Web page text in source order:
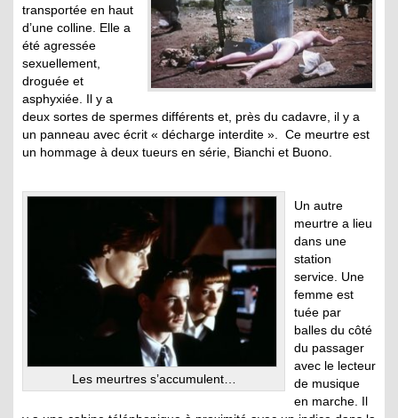
transportée en haut
d’une colline. Elle a
été agressée
sexuellement,
droguée et
asphyxiée. Il y a
deux sortes de spermes différents et, près du cadavre, il y a
un panneau avec écrit « décharge interdite ». Ce meurtre est
un hommage à deux tueurs en série, Bianchi et Buono.
Les meurtres s’accumulent…
Un autre
meurtre a lieu
dans une
station
service. Une
femme est
tuée par
balles du côté
du passager
avec le lecteur
de musique
en marche. Il